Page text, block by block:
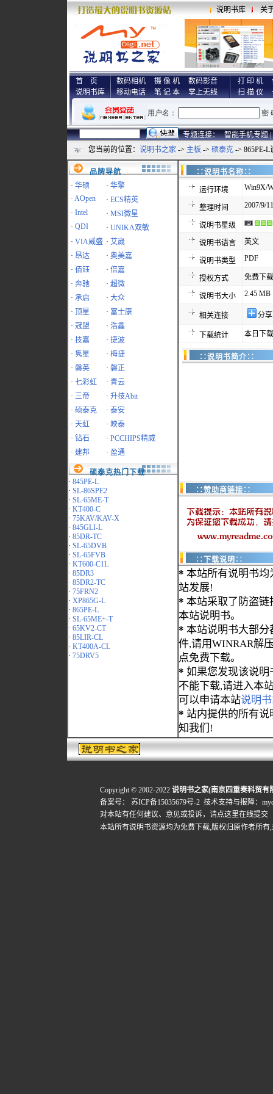
说明书库 关
首 页
说明书库
数码相机 摄 像 机
数码影音
移动电话
笔 记 本 掌上无线
打 印 机
扫 描 仪
专题连接： 智能手机专题 |
您当前的位置： 说明书之家 -> 主板 -> 硕泰克 -> 865PE-L
品牌导航
· 华硕 · 华擎
· AOpen · ECS精英
· Intel · MSI微星
· QDI · UNIKA双敏
· VIA威盛 · 艾崴
· 昂达 · 奥美嘉
· 佰钰 · 倍嘉
· 奔驰 · 超微
· 承启 · 大众
·
顶星 · 富士康
· 冠盟 · 浩鑫
· 技嘉 · 捷波
· 隽星 · 梅捷
· 磐英 · 磐正
· 七彩虹 · 青云
· 三帝 · 升技Abit
· 硕泰克 · 泰安
· 天虹 · 映泰
· 钻石 · PCCHIPS精威
· 建邦 · 盈通
硕泰克热门下载
· 845PE-L
· SL-86SPE2
· SL-65ME-T
· KT400-C
· 75KAV/KAV-X
· 845GLI-L
· 85DR-TC
· SL-65DVB
· SL-65FVB
· KT600-C1L
· 85DR3
· 85DR2-TC
· 75FRN2
· XP865G-L
· 865PE-L
· SL-65ME+-T
· 65KV2-CT
· 85LIR-CL
· KT400A-CL
· 75DRV5
∷说明书名
运行环境 Win9X/
整理时间 2007/9/
说明书星级
说明书语言 英文
说明书类型 PDF
授权方式 免费下载
说明书大小 2.45 MB
相关连接 分
下载统计 本日下
∷说明书简介∷
∷赞助商链接∷
∷下载说明∷
* 本站所有说明书均
站发展!
* 本站采取了防盗链
本站说明书。
* 本站说明书大部分
件,请用WINRAR解
点免费下载。
* 如果您发现该说明
不能下载,请进入本
可以申请本站说明
* 站内提供的所有
知我们!
Copyright © 2002-2022 说明书之家(南京四重奏科贸有
备案号：
苏ICP备15035679号-2 技术支持与报障：
对本站有任何建议、意见或投诉， 请点这里在线提交
本站所有说明书资源均为免费下载,版权归原作者所